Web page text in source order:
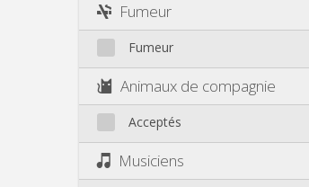
Fumeur
Fumeur
Animaux de compagnie
Acceptés
Musiciens